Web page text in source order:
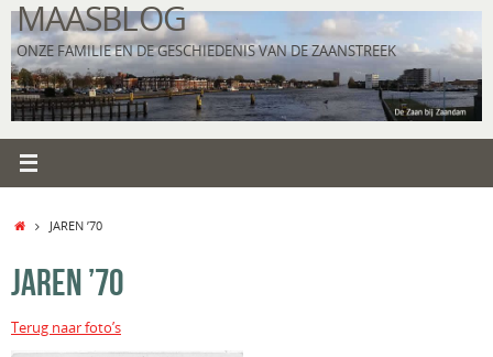
Ga
naar
de
inhoud
MAASBLOG
ONZE FAMILIE EN DE GESCHIEDENIS VAN DE ZAANSTREEK
HOMEJAREN ’70
JAREN ’70
Terug naar foto’s